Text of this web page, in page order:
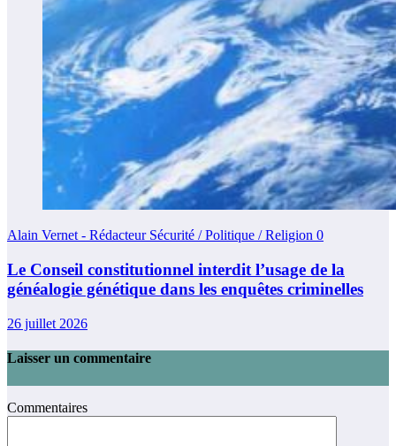
Alain Vernet - Rédacteur Sécurité / Politique / Religion 0
Le Conseil constitutionnel interdit l’usage de la
généalogie génétique dans les enquêtes criminelles
26 juillet 2026
Laisser un commentaire
Commentaires